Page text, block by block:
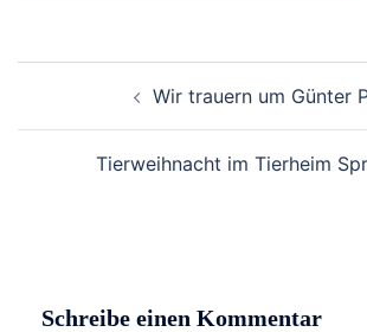
Navigation Wir trauern um Günter
Tierweihnacht im Tierheim
Schreibe einen Kommentar